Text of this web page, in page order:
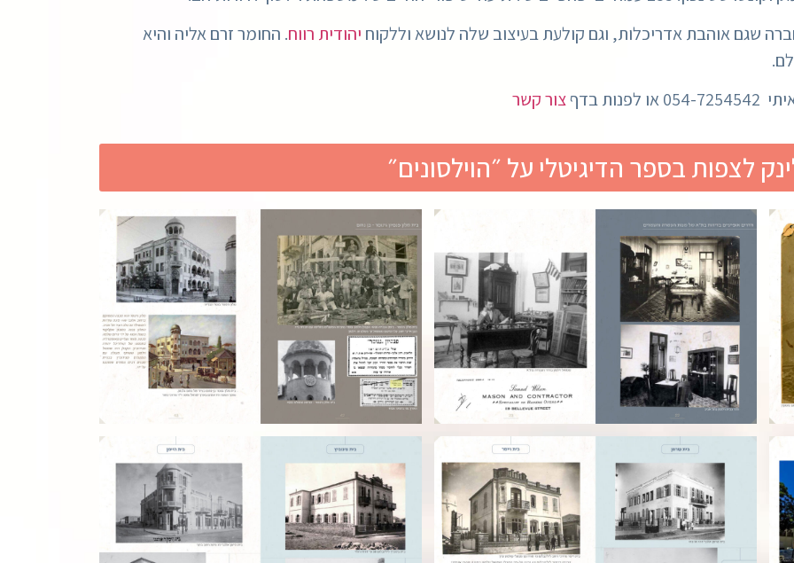
שגם אוהבת אדריכלות, וגם קולעת בעיצוב שלה לנושא וללקוח יהודית רווח. החומר זרם אליה והיא
בדף
צור קשר
לצפות בספר הדיגיטלי על ״הוילסונים״